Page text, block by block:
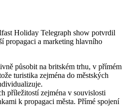
Holiday Telegraph show potvrdil
propagaci a marketing hlavního
působit na britském trhu, v přímém
turistika zejména do městských
příležitostí zejména v souvislosti
k propagaci města. Přímé spojení